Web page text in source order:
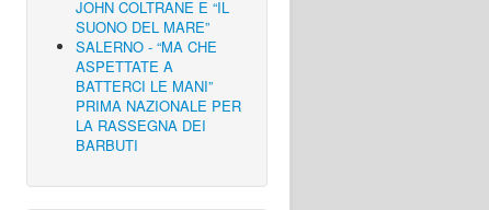
JOHN COLTRANE E “IL
SUONO DEL MARE”
SALERNO - “MA CHE
ASPETTATE A
BATTERCI LE MANI”
PRIMA NAZIONALE PER
LA RASSEGNA DEI
BARBUTI